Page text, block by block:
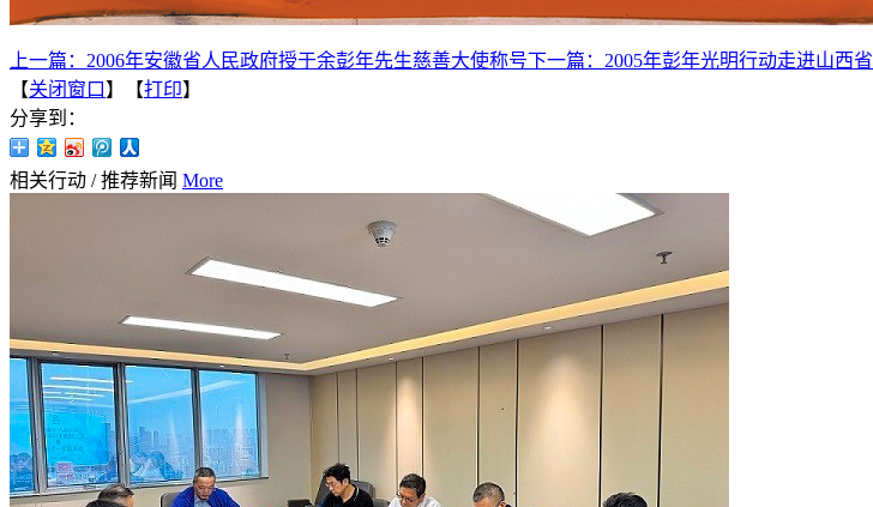
上一篇： 2006年安徽省人民政府授于余彭年先生慈善大使称号下一篇： 2005年彭年光明行动走进山西省
【关闭窗口 】【打印】
分享到：
相关行动 / 推荐新闻 More